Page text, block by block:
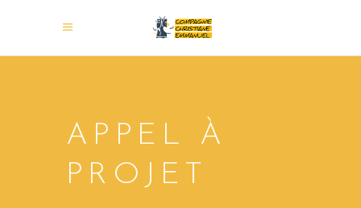
APPEL À
PROJET